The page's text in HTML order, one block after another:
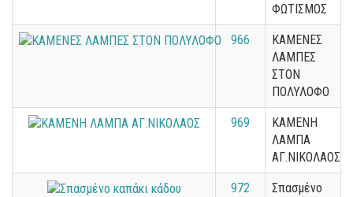
ΦΩΤΙΣΜΟΣ
966
ΚΑΜΕΝΕΣ
ΛΑΜΠΕΣ
ΣΤΟΝ
ΠΟΛΥΛΟΦΟ
969
ΚΑΜΕΝΗ
ΛΑΜΠΑ
ΑΓ.ΝΙΚΟΛΑΟΣ
972
Σπασμένο